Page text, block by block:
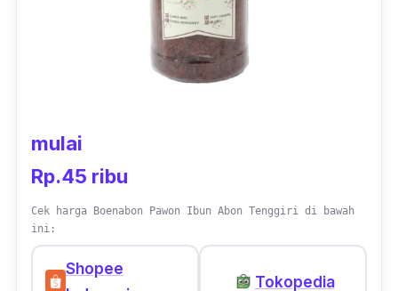
mulai
Rp.45 ribu
Cek harga Boenabon Pawon Ibun Abon Tenggiri di bawah
ini:
Shopee
Tokopedia